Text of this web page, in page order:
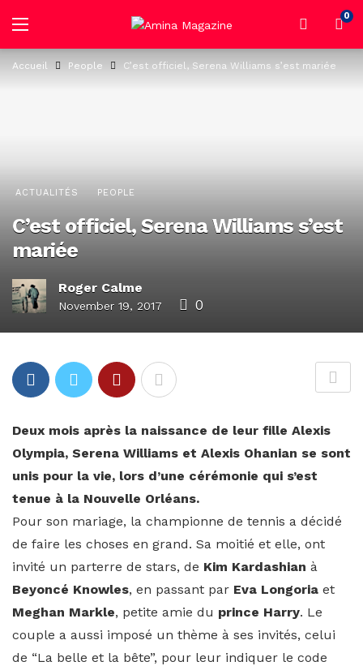
0
Accueil People C’est officiel, Serena Williams s’est mariée
ACTUALITÉS PEOPLE
C’est officiel, Serena Williams s’est
mariée
Roger Calme
November 19, 2017 0
Deux mois après la naissance de leur fille Alexis
Olympia, Serena Williams et Alexis Ohanian se sont
unis pour la vie, lors d’une cérémonie qui s’est
tenue à la Nouvelle Orléans.
Pour son mariage, la championne de tennis a décidé
de faire les choses en grand. Sa moitié et elle, ont
invité un parterre de stars, de Kim Kardashian à
Beyoncé Knowles, en passant par Eva Longoria et
Meghan Markle, petite amie du prince Harry. Le
couple a aussi imposé un thème à ses invités, celui
de “La belle et la bête”, pour leur indiquer le code